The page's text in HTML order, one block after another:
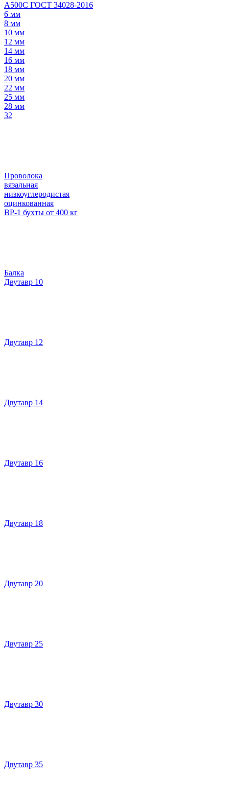
А500С ГОСТ 34028-2016
6 мм
8 мм
10 мм
12 мм
14 мм
16 мм
18 мм
20 мм
22 мм
25 мм
28 мм
32
Проволока
вязальная
низкоуглеродистая
оцинкованная
ВР-1 бухты от 400 кг
Балка
Двутавр 10
Двутавр 12
Двутавр 14
Двутавр 16
Двутавр 18
Двутавр 20
Двутавр 25
Двутавр 30
Двутавр 35